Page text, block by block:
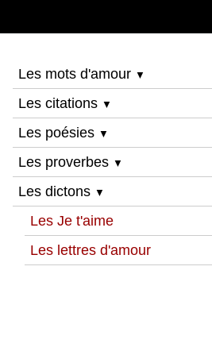
Les mots d'amour ▼
Les citations ▼
Les poésies ▼
Les proverbes ▼
Les dictons ▼
Les Je t'aime
Les lettres d'amour